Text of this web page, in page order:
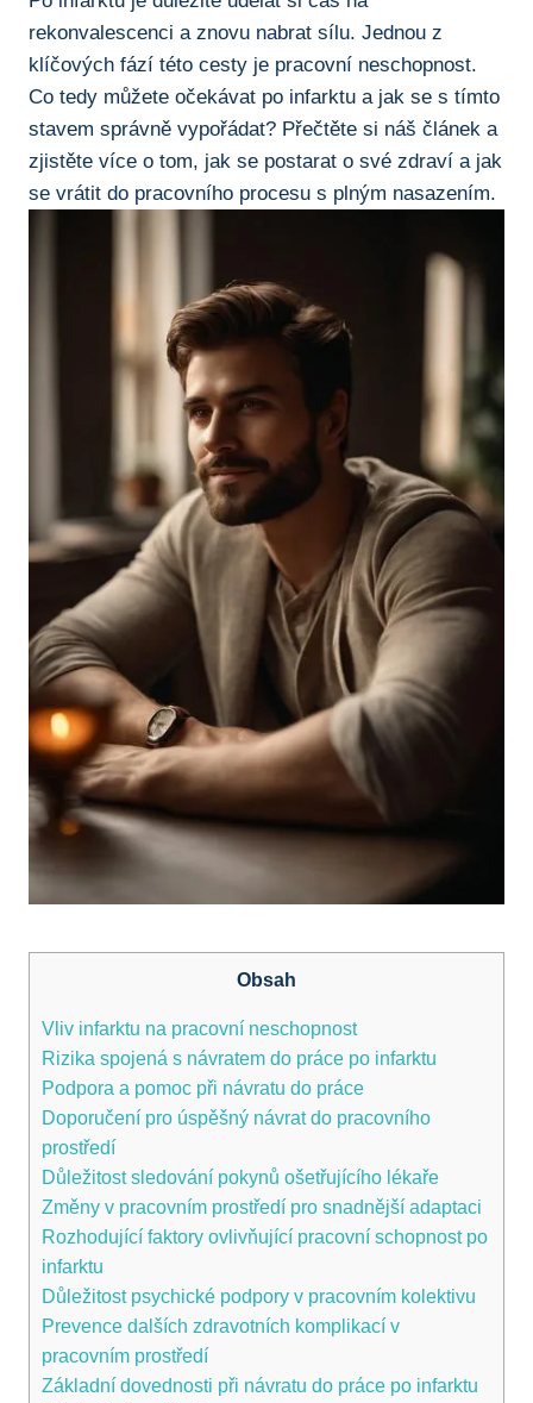
rekonvalescenci a znovu nabrat sílu. Jednou z
klíčových fází této cesty je pracovní neschopnost.
Co tedy můžete očekávat po infarktu a jak se s tímto
stavem správně vypořádat? Přečtěte si náš článek a
zjistěte více o tom, jak se postarat o své zdraví a jak
se vrátit do pracovního procesu s plným nasazením.
Obsah
Vliv infarktu na pracovní neschopnost
Rizika spojená s návratem do práce po infarktu
Podpora a pomoc při návratu do práce
Doporučení pro úspěšný návrat do pracovního
prostředí
Důležitost sledování pokynů ošetřujícího lékaře
Změny v pracovním prostředí pro snadnější adaptaci
Rozhodující faktory ovlivňující pracovní schopnost po
infarktu
Důležitost psychické podpory v pracovním kolektivu
Prevence dalších zdravotních komplikací v
pracovním prostředí
Základní dovednosti při návratu do práce po infarktu